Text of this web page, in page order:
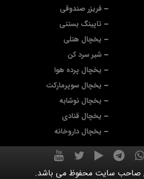
فریزر صندوقی
تاپینگ بستنی
یخچال هتلی
شیر سرد کن
یخچال پرده هوا
یخچال سوپرمارکت
یخچال نوشابه
یخچال قنادی
یخچال داروخانه
صاحب سایت محفوظ می باشد.